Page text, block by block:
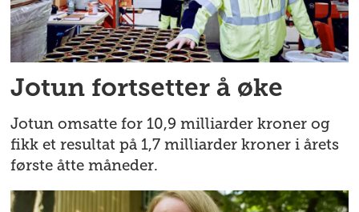
Jotun fortsetter å øke
Jotun omsatte for 10,9 milliarder kroner og
fikk et resultat på 1,7 milliarder kroner i årets
første åtte måneder.